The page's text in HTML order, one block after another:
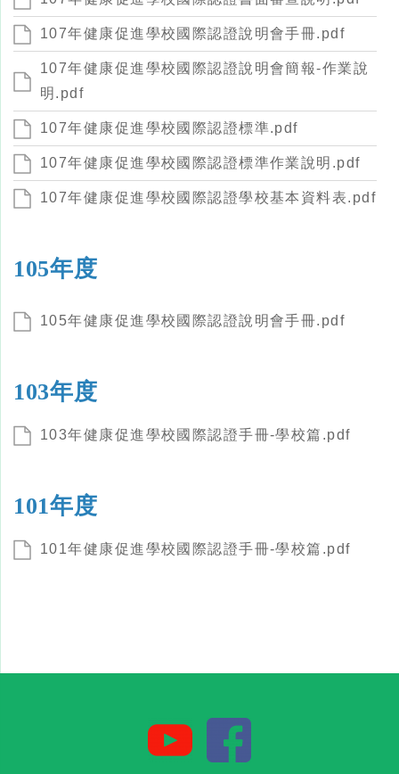
107年健康促進學校國際認證說明會手冊.pdf
107年健康促進學校國際認證說明會簡報-作業說
明.pdf
107年健康促進學校國際認證標準.pdf
107年健康促進學校國際認證標準作業說明.pdf
107年健康促進學校國際認證學校基本資料表.pdf
105年度
105年健康促進學校國際認證說明會手冊.pdf
103年度
103年健康促進學校國際認證手冊-學校篇.pdf
101年度
101年健康促進學校國際認證手冊-學校篇.pdf